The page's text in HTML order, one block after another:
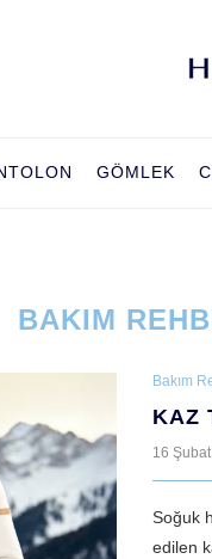
GÖMLEK
BAKIM
Bakım
KAZ
16
Soğuk
edilen